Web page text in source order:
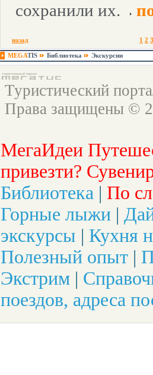
сохранили их.
назад 1 2 3
MEGATIS Библиотека Экскурсии
Туристический
Права защищены ©
МегаИдеи
привезти?
Библиотека | По
Горные лыжи |
экскурсы | Кухня
Полезный опыт |
Экстрим |
поездов, адреса